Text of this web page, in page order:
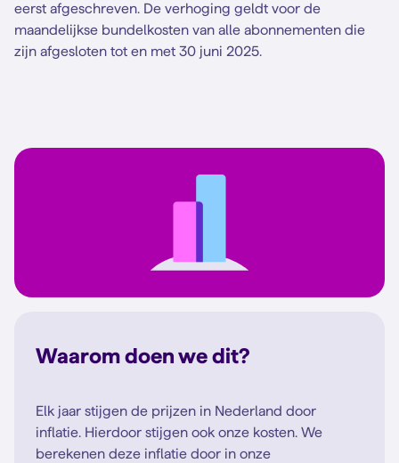
eerst afgeschreven. De verhoging geldt voor de
maandelijkse bundelkosten van alle abonnementen die
zijn afgesloten tot en met 30 juni 2025.
Waarom doen we dit?
Elk jaar stijgen de prijzen in Nederland door
inflatie. Hierdoor stijgen ook onze kosten. We
berekenen deze inflatie door in onze